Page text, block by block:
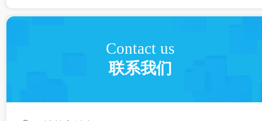
Contact us
联系我们